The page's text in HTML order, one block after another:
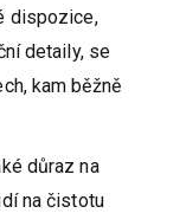
dispozice,
detaily, se
kam běžně
důraz na
na čistotu